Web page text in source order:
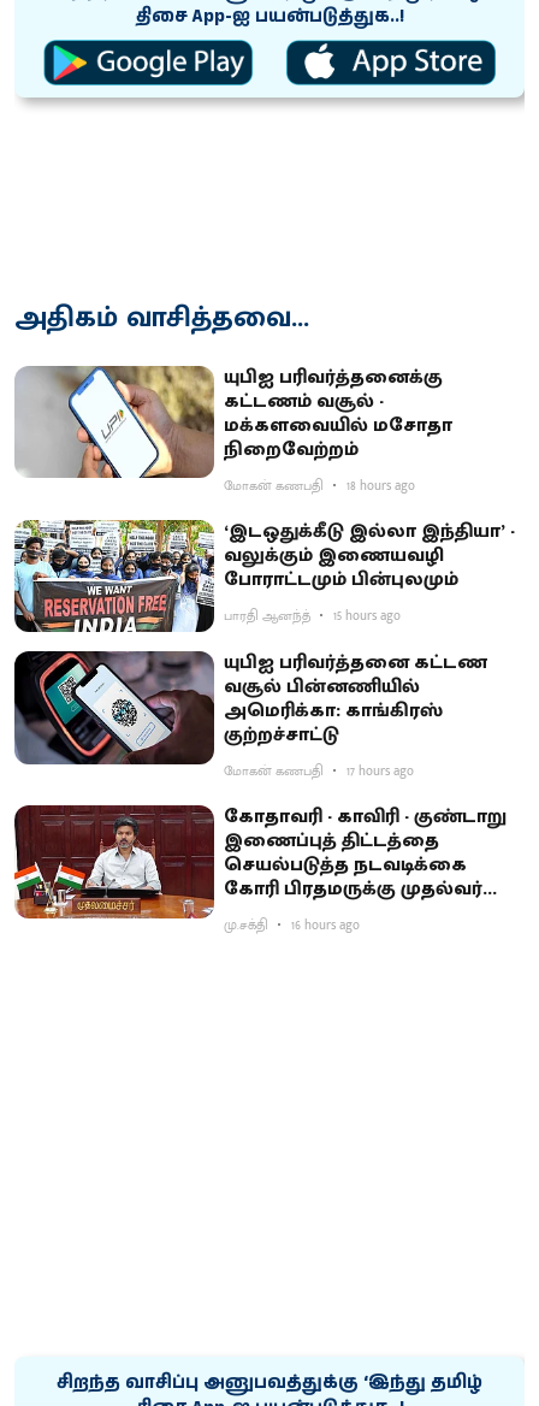
திசை App-ஐ பயன்படுத்துக..!
அதிகம் வாசித்தவை...
யுபிஐ பரிவர்த்தனைக்கு
கட்டணம் வசூல் -
மக்களவையில் மசோதா
நிறைவேற்றம்
மோகன் கணபதி 18 hours ago
‘இடஒதுக்கீடு இல்லா இந்தியா’ -
வலுக்கும் இணையவழி
போராட்டமும் பின்புலமும்
பாரதி ஆனந்த் 15 hours ago
யுபிஐ பரிவர்த்தனை கட்டண
வசூல் பின்னணியில்
அமெரிக்கா: காங்கிரஸ்
குற்றச்சாட்டு
மோகன் கணபதி 17 hours ago
கோதாவரி - காவிரி - குண்டாறு
இணைப்புத் திட்டத்தை
செயல்படுத்த நடவடிக்கை
கோரி பிரதமருக்கு முதல்வர்
விஜய் கடிதம்
மு.சக்தி 16 hours ago
சிறந்த வாசிப்பு அனுபவத்துக்கு ‘இந்து தமிழ்